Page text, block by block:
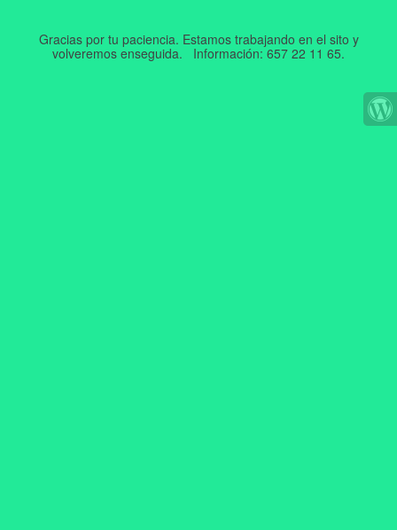
Gracias por tu paciencia. Estamos trabajando en el sito y
volveremos enseguida. Información: 657 22 11 65.